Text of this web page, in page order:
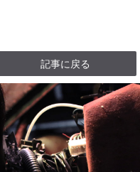
記事に戻る